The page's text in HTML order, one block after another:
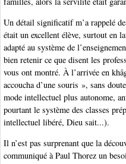
Un détail significatif m’a rappelé
était un excellent élève, surtout en
adapté au système de
bien retenir ce que disent les
vous ont montré. À l’arrivée en
accoucha d’une souris », sans
mode intellectuel plus autonome,
pourtant le système des classes
intellectuel libéré, Dieu sait...).
Il n’est pas surprenant que la
communiqué à Paul Thorez un